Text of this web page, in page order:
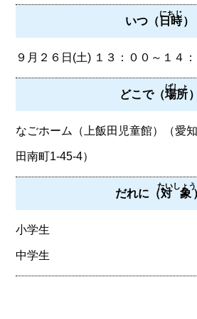
いつ（日時
にちじ
）
９月２６日(土) １３：００～１４
どこで（場所
ばしょ
）
なごホーム（上飯田児童館）（愛
田南町1-45-4）
だれに（対象
たいしょう
）
小学生
中学生